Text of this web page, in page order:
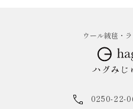
ウール絨毯・
0250-22-